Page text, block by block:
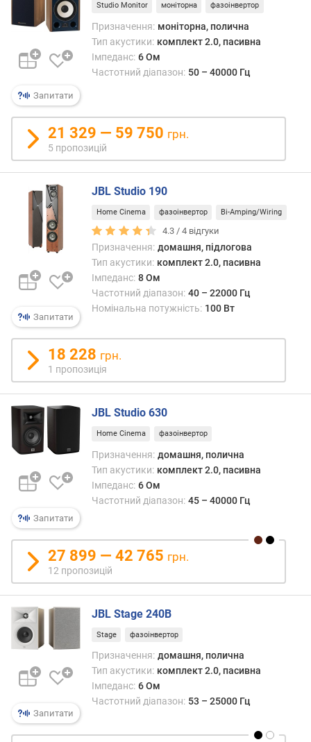
(
Б
)
в
і
д
н
о
ш
н
с
г
н
л
/
у
(
д
Б
)
у
м
р
н
о
м
і
н
а
л
ь
н
п
о
Запитати
Studio Monitor моніторна фазоінвертор
Призначення: моніторна, полична
Тип акустики: комплект 2.0, пасивна
Імпеданс: 6 Ом
Частотний діапазон: 50 – 40000 Гц
21 329 — 59 750 грн.
5 пропозицій
Запитати
JBL Studio 190
Home Cinema фазоінвертор Bi-Amping/Wiring
4.3 /4 відгуки
Призначення: домашня, підлогова
Тип акустики: комплект 2.0, пасивна
Імпеданс: 8 Ом
Частотний діапазон: 40 – 22000 Гц
Номінальна потужність: 100 Вт
18 228 грн.
1 пропозиція
Запитати
JBL Studio 630
Home Cinema фазоінвертор
Призначення: домашня, полична
Тип акустики: комплект 2.0, пасивна
Імпеданс: 6 Ом
Частотний діапазон: 45 – 40000 Гц
27 899 — 42 765 грн.
12 пропозицій
Запитати
JBL Stage 240B
Stage фазоінвертор
Призначення: домашня, полична
Тип акустики: комплект 2.0, пасивна
Імпеданс: 6 Ом
Частотний діапазон: 53 – 25000 Гц